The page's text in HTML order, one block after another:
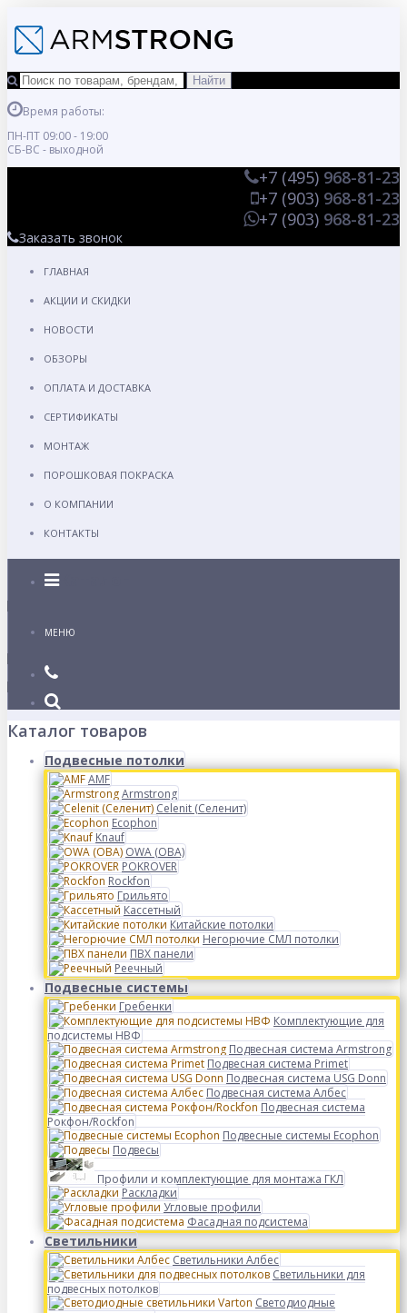
Время работы:
ПН-ПТ 09:00 - 19:00
СБ-ВС - выходной
+7 (495) 968-81-23
+7 (903) 968-81-23
+7 (903) 968-81-23
Заказать звонок
ГЛАВНАЯ
АКЦИИ И СКИДКИ
НОВОСТИ
ОБЗОРЫ
ОПЛАТА И ДОСТАВКА
СЕРТИФИКАТЫ
МОНТАЖ
ПОРОШКОВАЯ ПОКРАСКА
О КОМПАНИИ
КОНТАКТЫ
Каталог
МЕНЮ
Каталог товаров
Подвесные потолки
AMF
Armstrong
Celenit (Селенит)
Ecophon
Knauf
OWA (ОВА)
POKROVER
Rockfon
Грильято
Кассетный
Китайские потолки
Негорючие СМЛ потолки
ПВХ панели
Реечный
Подвесные системы
Гребенки
Комплектующие для
подсистемы НВФ
Подвесная система Armstrong
Подвесная система Primet
Подвесная система USG Donn
Подвесная система Албес
Подвесная система
Рокфон/Rockfon
Подвесные системы Ecophon
Подвесы
Профили и комплектующие для монтажа ГКЛ
Раскладки
Угловые профили
Фасадная подсистема
Светильники
Светильники Албес
Светильники для
подвесных потолков
Светодиодные